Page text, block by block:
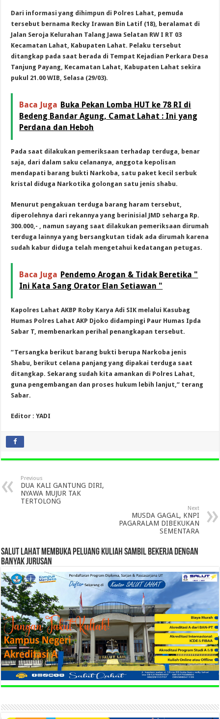
Dari informasi yang dihimpun di Polres Lahat, pemuda
tersebut bernama Recky Irawan Bin Latif (18), beralamat di
Jalan Seroja Kelurahan Talang Jawa Selatan RW I RT 03
Kecamatan Lahat, Kabupaten Lahat. Pelaku tersebut
ditangkap pada saat berada di Tempat Kejadian Perkara Desa
Tanjung Payang, Kecamatan Lahat, Kabupaten Lahat sekira
pukul 21.00 WIB, Selasa (29/03).
Baca Juga Buka Pekan Lomba HUT ke 78 RI di
Bedeng Bandar Agung, Camat Lahat : Ini yang
Perdana dan Heboh
Pada saat dilakukan pemeriksaan terhadap terduga, benar
saja, dari dalam saku celananya, anggota kepolisan
mendapati barang bukti Narkoba, satu paket kecil serbuk
kristal diduga Narkotika golongan satu jenis shabu.
Menurut pengakuan terduga barang haram tersebut,
diperolehnya dari rekannya yang berinisial JMD seharga Rp.
300.000,- , namun sayang saat dilakukan pemeriksaan dirumah
terduga lainnya yang bersangkutan tidak ada dirumah karena
sudah kabur diduga telah mengetahui kedatangan petugas.
Baca Juga Pendemo Arogan & Tidak Beretika "
Ini Kata Sang Orator Elan Setiawan "
Kapolres Lahat AKBP Roby Karya Adi SIK melalui Kasubag
Humas Polres Lahat AKP Djoko didampingi Paur Humas Ipda
Sabar T, membenarkan perihal penangkapan tersebut.
“Tersangka berikut barang bukti berupa Narkoba jenis
Shabu, berikut celana panjang yang dipakai terduga saat
ditangkap. Sekarang sudah kita amankan di Polres Lahat,
guna pengembangan dan proses hukum lebih lanjut,” terang
Sabar.
Editor : YADI
Previous
DUA KALI GANTUNG DIRI,
NYAWA MUJUR TAK
TERTOLONG
Next
MUSDA GAGAL, KNPI
PAGARALAM DIBEKUKAN
SEMENTARA
SALUT LAHAT MEMBUKA PELUANG KULIAH SAMBIL BEKERJA DENGAN
BANYAK JURUSAN